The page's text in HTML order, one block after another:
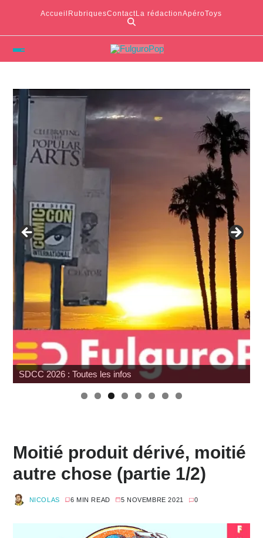
Accueil RubriquesContactLa rédactionApéroToys
SDCC 2026 : Toutes les infos
Moitié produit dérivé, moitié
autre chose (partie 1/2)
NICOLAS 6 MIN READ 5 NOVEMBRE 2021 0